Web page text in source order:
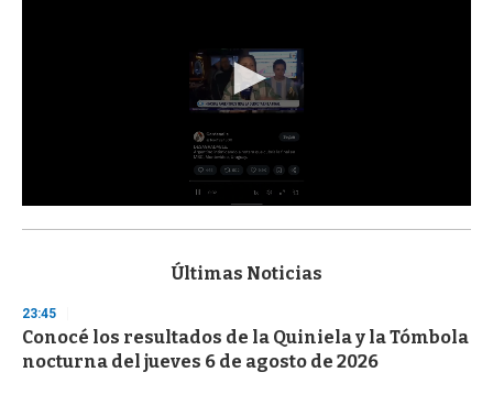
s
d
s
o
f
Últimas Noticias
23:45
Conocé los resultados de la Quiniela y la Tómbola
nocturna del jueves 6 de agosto de 2026